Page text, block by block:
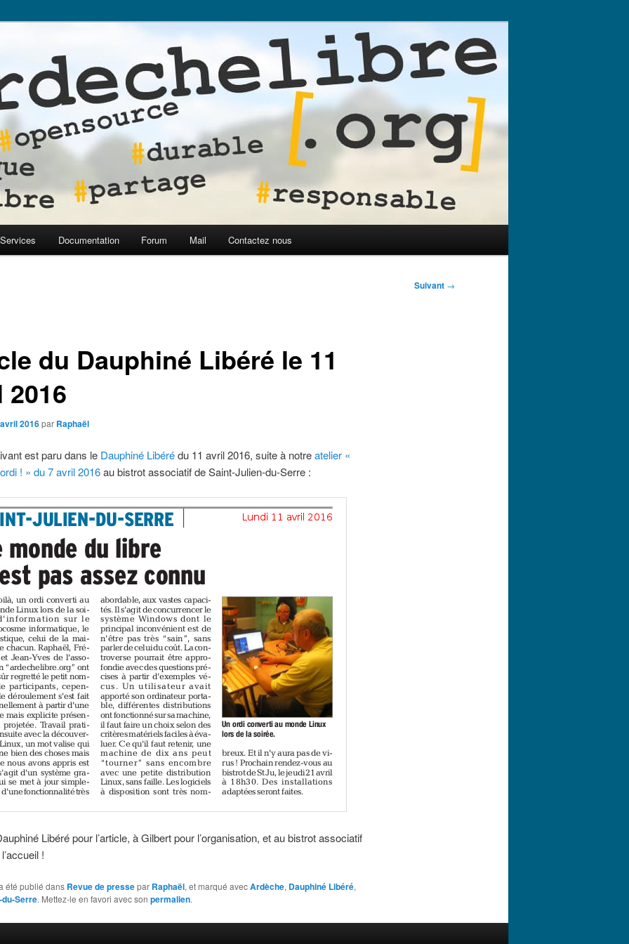
Services Documentation Forum Mail Contactez nous
Suivant →
du Dauphiné Libéré le 11
2016par Raphaël
est paru dans le Dauphiné Libérédu 11 avril 2016, suite à notreatelier «
! » du 7 avril 2016au bistrot associatif de Saint-Julien-du-Serre :
Libéré pour l’article, à Gilbert pour l’organisation, et au bistrot associatif
!
été publié dans Revue de pressepar Raphaël, et marqué avecArdèche, Dauphiné Libéré,
Serre. Mettez-le en favori avec son permalien.